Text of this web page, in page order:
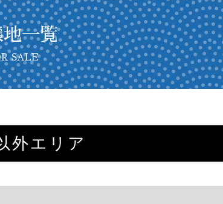
一覧
SALE
外エリア